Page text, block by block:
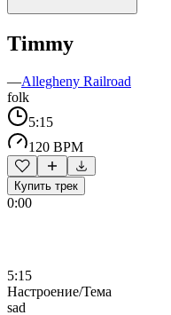
Timmy
—Allegheny Railroad
folk
5:15
120 BPM
Купить трек
0:00
5:15
Настроение/Тема
sad